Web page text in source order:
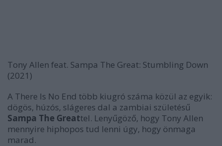
Tony Allen feat. Sampa The Great: Stumbling Down
(2021)
A There Is No End több kiugró száma közül az egyik:
dögös, húzós, slágeres dal a zambiai születésű
Sampa The Greattel. Lenyűgöző, hogy Tony Allen
mennyire hiphopos tud lenni úgy, hogy önmaga
marad.